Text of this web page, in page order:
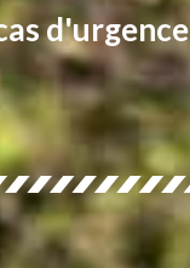
d'urgence